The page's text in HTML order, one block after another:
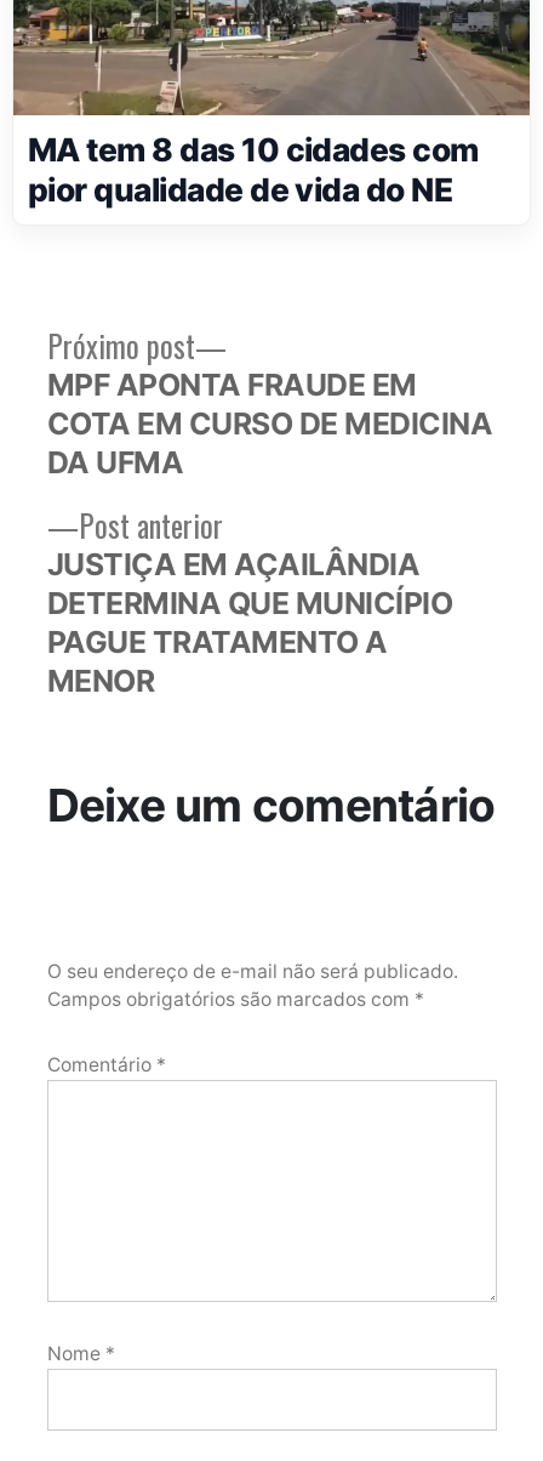
MA tem 8 das 10 cidades com
pior qualidade de vida do NE
Navegação
de
Post
Post anteriorPost
anterior:
JUSTIÇA EM AÇAILÂNDIA
DETERMINA QUE MUNICÍPIO
PAGUE TRATAMENTO A
MENOR
Próximo post
Próximo
post:
MPF APONTA FRAUDE EM
COTA EM CURSO DE MEDICINA
DA UFMA
Deixe um comentário
O seu endereço de e-mail não será publicado.
Campos obrigatórios são marcados com *
Comentário *
Nome *